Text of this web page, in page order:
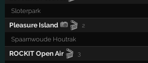
Sloterpark
Pleasure Island 🎬 2
Spaarnwoude Houtrak
ROCKIT Open Air 🎬 3